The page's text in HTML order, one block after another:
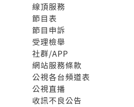
線頂服務
節目表
節目申訴
受理檢舉
社群/APP
網站服務條款
公視各台頻道表
公視直播
收訊不良公告